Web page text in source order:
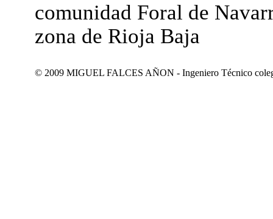
comunidad Foral de
zona de Rioja Baja
© 2009 MIGUEL FALCES AÑON - Ingeniero Técnico